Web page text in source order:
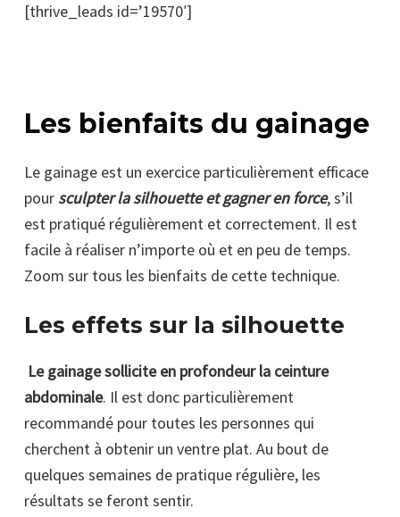
[thrive_leads id=’19570′]
Les bienfaits du gainage
Le gainage est un exercice particulièrement efficace
poursculpter la silhouette et gagner en force, s’il
est pratiqué régulièrement et correctement. Il est
facile à réaliser n’importe où et en peu de temps.
Zoom sur tous les bienfaits de cette technique.
Les effets sur la silhouette
Le gainage sollicite en profondeur la ceinture
abdominale. Il est donc particulièrement
recommandé pour toutes les personnes qui
cherchent à obtenir un ventre plat. Au bout de
quelques semaines de pratique régulière, les
résultats se feront sentir.